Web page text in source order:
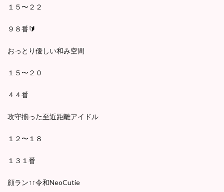
１５〜２２
９８番🔰
おっとり優しい和み空間
１５〜２０
４４番
攻守揃った至近距離アイドル
１２〜１８
１３１番
顔ラン↑↑令和NeoCutie